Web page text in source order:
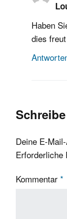
Haben
dies
Deine E-
Erforderliche
Kommentar *